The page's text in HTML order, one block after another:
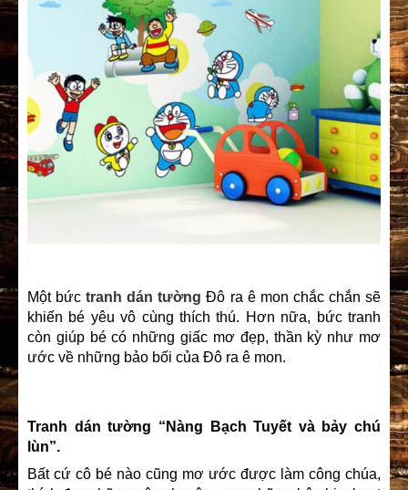
Một bứctranh dán tường Đô ra ê mon chắc chắn sẽ
khiến bé yêu vô cùng thích thú. Hơn nữa, bức tranh
còn giúp bé có những giấc mơ đẹp, thần kỳ như mơ
ước về những bảo bối của Đô ra ê mon.
Tranh dán tường “Nàng Bạch Tuyết và bảy chú
lùn”.
Bất cứ cô bé nào cũng mơ ước được làm công chúa,